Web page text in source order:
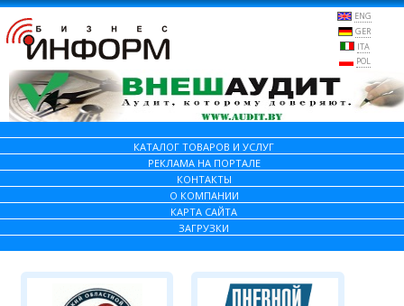
ENG
GER
ITA
POL
КАТАЛОГ ТОВАРОВ И УСЛУГ
РЕКЛАМА НА ПОРТАЛЕ
КОНТАКТЫ
О КОМПАНИИ
КАРТА САЙТА
ЗАГРУЗКИ